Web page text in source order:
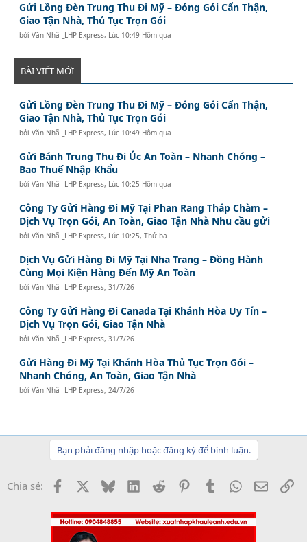
Gửi Lồng Đèn Trung Thu Đi Mỹ – Đóng Gói Cẩn Thận,
Giao Tận Nhà, Thủ Tục Trọn Gói
bởiVăn Nhã _LHP Express, Lúc 10:49 Hôm qua
BÀI VIẾT MỚI
Gửi Lồng Đèn Trung Thu Đi Mỹ – Đóng Gói Cẩn Thận,
Giao Tận Nhà, Thủ Tục Trọn Gói
bởiVăn Nhã _LHP Express, Lúc 10:49 Hôm qua
Gửi Bánh Trung Thu Đi Úc An Toàn – Nhanh Chóng –
Bao Thuế Nhập Khẩu
bởiVăn Nhã _LHP Express, Lúc 10:25 Hôm qua
Công Ty Gửi Hàng Đi Mỹ Tại Phan Rang Tháp Chàm –
Dịch Vụ Trọn Gói, An Toàn, Giao Tận Nhà Nhu cầu gửi
bởiVăn Nhã _LHP Express, Lúc 10:25, Thứ ba
Dịch Vụ Gửi Hàng Đi Mỹ Tại Nha Trang – Đồng Hành
Cùng Mọi Kiện Hàng Đến Mỹ An Toàn
bởiVăn Nhã _LHP Express,31/7/26
Công Ty Gửi Hàng Đi Canada Tại Khánh Hòa Uy Tín –
Dịch Vụ Trọn Gói, Giao Tận Nhà
bởiVăn Nhã _LHP Express,31/7/26
Gửi Hàng Đi Mỹ Tại Khánh Hòa Thủ Tục Trọn Gói –
Nhanh Chóng, An Toàn, Giao Tận Nhà
bởiVăn Nhã _LHP Express,24/7/26
Bạn phải đăng nhập hoặc đăng ký để bình luận.
Chia sẻ: Facebook BlueskyLinkedInReddit PinterestTumblrWhatsApp
Email